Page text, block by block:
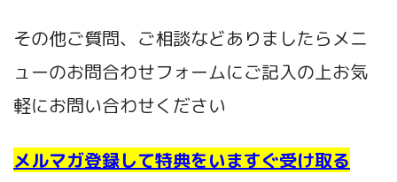
その他ご質問、ご相談などありましたらメニ
ューのお問合わせフォームにご記入の上お気
軽にお問い合わせください
メルマガ登録して特典をいますぐ受け取る